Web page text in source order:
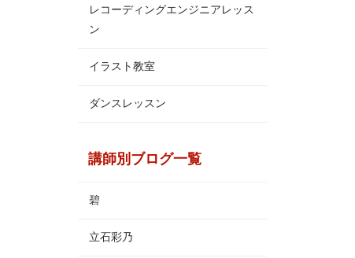
レコーディングエンジニアレッス
ン
イラスト教室
ダンスレッスン
講師別ブログ一覧
碧
立石彩乃